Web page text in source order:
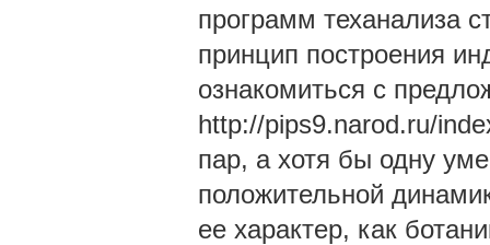
программ теханализа
принцип построения
ознакомиться с
http://pips9.narod.ru/
пар, а хотя бы одну
положительной
ее характер, как